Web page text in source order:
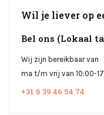
Wil je liever op
Bel ons (Lokaal
Wij zijn bereikbaar van
ma t/m vrij van 10:00-
+31 6 39 46 54 74